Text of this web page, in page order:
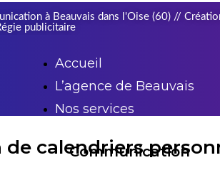
à Beauvais dans l'Oise (60) //
publicitaire
Accueil
L’agence de Beauvais
Nos services
Communication
de calendriers